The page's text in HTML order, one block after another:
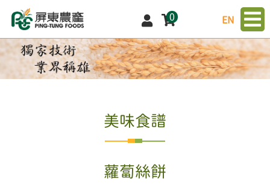
0 EN
美味食譜
蘿蔔絲餅